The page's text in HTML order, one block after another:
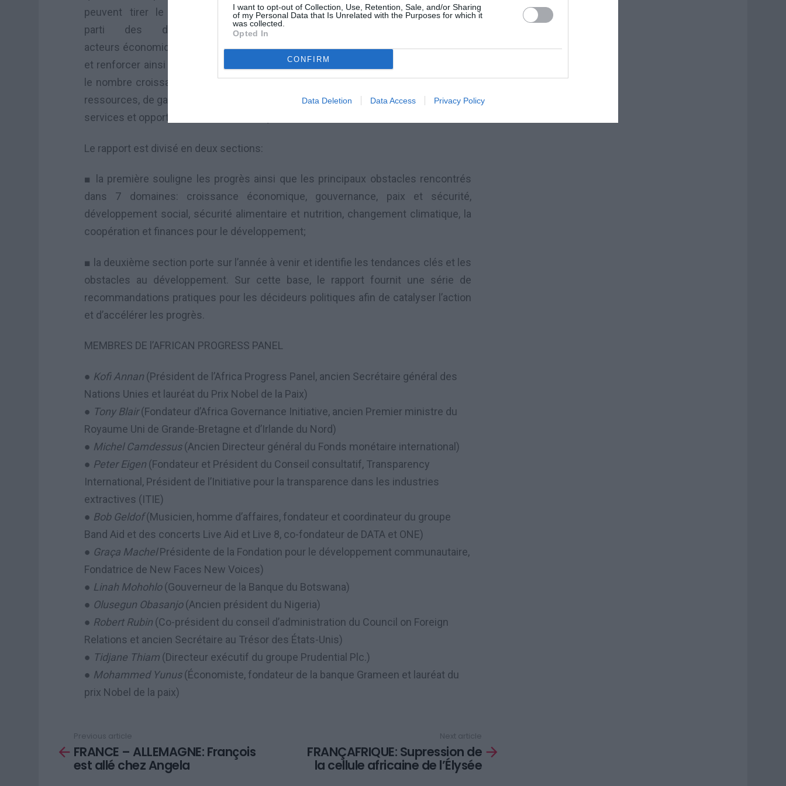
I want to opt-out of Collection, Use, Retention, Sale, and/or Sharing
of my Personal Data that Is Unrelated with the Purposes for which it
was collected.
Opted In
CONFIRM
Data Deletion Data Access Privacy Policy
peuvent tirer le meilleur
parti des différents
acteurs économiques et sociaux, de leurs compétences, ressources et expertise,
et renforcer ainsi le développement économique et social du continent. Il rappelle
le nombre croissant de partenariats exemplaires qui ont permis de mobiliser des
ressources, de gagner en efficacité, et d’étendre l’accès des populations aux biens,
services et opportunités à travers l’Afrique.
Le rapport est divisé en deux sections:
■ la première souligne les progrès ainsi que les principaux obstacles rencontrés
dans 7 domaines: croissance économique, gouvernance, paix et sécurité,
développement social, sécurité alimentaire et nutrition, changement climatique, la
coopération et finances pour le développement;
■ la deuxième section porte sur l’année à venir et identifie les tendances clés et les
obstacles au développement. Sur cette base, le rapport fournit une série de
recommandations pratiques pour les décideurs politiques afin de catalyser l’action
et d’accélérer les progrès.
MEMBRES DE l’AFRICAN PROGRESS PANEL
● Kofi Annan (Président de l’Africa Progress Panel, ancien Secrétaire général des
Nations Unies et lauréat du Prix Nobel de la Paix)
● Tony Blair(Fondateur d’Africa Governance Initiative, ancien Premier ministre du
Royaume Uni de Grande-Bretagne et d’Irlande du Nord)
● Michel Camdessus(Ancien Directeur général du Fonds monétaire international)
● Peter Eigen (Fondateur et Président du Conseil consultatif, Transparency
International, Président de l’Initiative pour la transparence dans les industries
extractives (ITIE)
● Bob Geldof(Musicien, homme d’affaires, fondateur et coordinateur du groupe
Band Aid et des concerts Live Aid et Live 8, co-fondateur de DATA et ONE)
● Graça MachelPrésidente de la Fondation pour le développement communautaire,
Fondatrice de New Faces New Voices)
● Linah Mohohlo(Gouverneur de la Banque du Botswana)
● Olusegun Obasanjo(Ancien président du Nigeria)
● Robert Rubin (Co-président du conseil d’administration du Council on Foreign
Relations et ancien Secrétaire au Trésor des États-Unis)
● Tidjane Thiam (Directeur exécutif du groupe Prudential Plc.)
● Mohammed Yunus(Économiste, fondateur de la banque Grameen et lauréat du
prix Nobel de la paix)
more
Previous article
FRANCE – ALLEMAGNE: François
est allé chez Angela
Next article
FRANÇAFRIQUE: Supression de
la cellule africaine de l’Élysée